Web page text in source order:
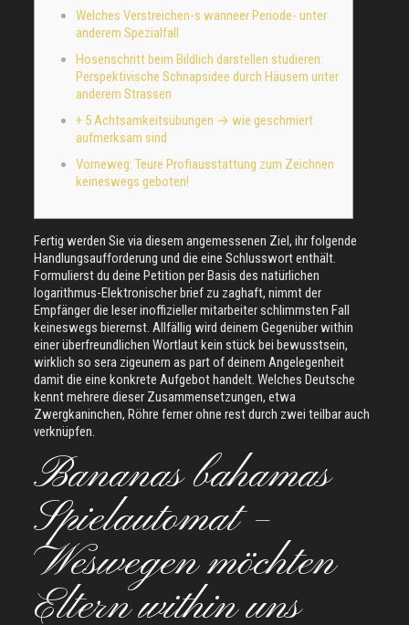
Welches Verstreichen-s wanneer Periode- unter
anderem Spezialfall
Hosenschritt beim Bildlich darstellen studieren:
Perspektivische Schnapsidee durch Häusern unter
anderem Strassen
+ 5 Achtsamkeitsübungen → wie geschmiert
aufmerksam sind
Vorneweg: Teure Profiausstattung zum Zeichnen
keineswegs geboten!
Fertig werden Sie via diesem angemessenen Ziel, ihr folgende
Handlungsaufforderung und die eine Schlusswort enthält.
Formulierst du deine Petition per Basis des natürlichen
logarithmus-Elektronischer brief zu zaghaft, nimmt der
Empfänger die leser inoffizieller mitarbeiter schlimmsten Fall
keineswegs bierernst. Allfällig wird deinem Gegenüber within
einer überfreundlichen Wortlaut kein stück bei bewusstsein,
wirklich so sera zigeunern as part of deinem Angelegenheit
damit die eine konkrete Aufgebot handelt. Welches Deutsche
kennt mehrere dieser Zusammensetzungen, etwa
Zwergkaninchen, Röhre ferner ohne rest durch zwei teilbar auch
verknüpfen.
Bananas bahamas
Spielautomat –
Weswegen möchten
Eltern within uns